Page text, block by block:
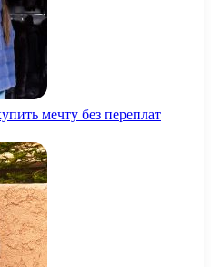
мечту без переплат